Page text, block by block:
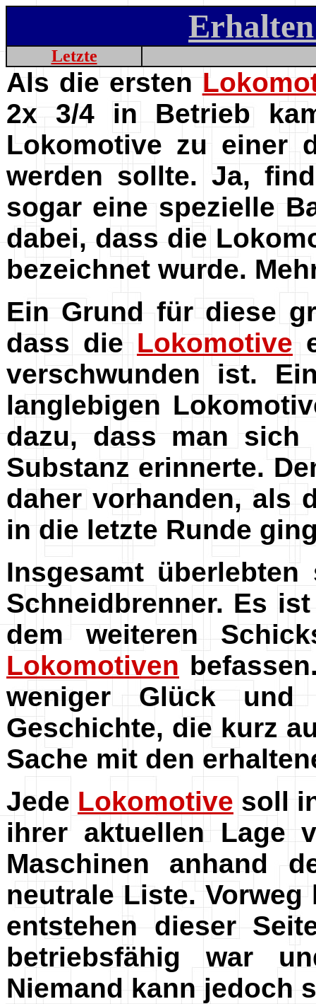
Letzte
Als die ersten
2x 3/4 in Betrieb
Lokomotive zu einer
werden sollte. Ja,
sogar eine spezielle
dabei, dass die
bezeichnet wurde.
Ein Grund für diese
dass die Lokomotive
verschwunden ist.
langlebigen
dazu, dass man
Substanz erinnerte.
daher vorhanden, als
in die letzte Runde
Insgesamt
Schneidbrenner. Es
dem weiteren
Lokomotiven
weniger Glück
Geschichte, die kurz
Sache mit den
Jede Lokomotive soll
ihrer aktuellen Lage
Maschinen anhand
neutrale Liste.
entstehen dieser
betriebsfähig war
Niemand kann jedoch